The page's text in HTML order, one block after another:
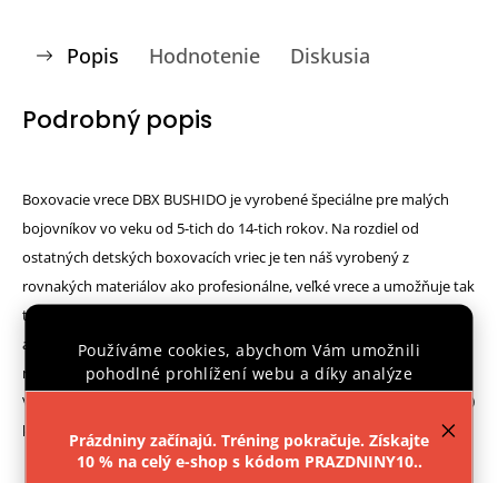
Používáme cookies, abychom Vám umožnili
pohodlné prohlížení webu a díky analýze
provozu webu neustále zlepšovali jeho funkce,
Nastavenie
Prázdniny začínajú. Tréning pokračuje. Získajte
10 % na celý e-shop s kódom PRAZDNINY10..
Popis Hodnotenie Diskusia
Podrobný popis
Boxovacie vrece DBX BUSHIDO je vyrobené špeciálne pre malých
bojovníkov vo veku od 5-tich do 14-tich rokov. Na rozdiel od
ostatných detských boxovacích vriec je ten náš vyrobený z
rovnakých materiálov ako profesionálne, veľké vrece a umožňuje tak
tréning na maximálny výkon. Samotné vrece má rozmery 80 x 30 cm
a je vyrobené z Plawilu (dvojvrstvová, odolná plachtovina). Zhora je
naplnený textilnou rezačkou a uzavretý spevneným šnurovaním.
Vrece nesú 4 remene zakončené oceľovým okom s nosnosťou až 300
kg. Celková výška potom je cca. 120 cm.